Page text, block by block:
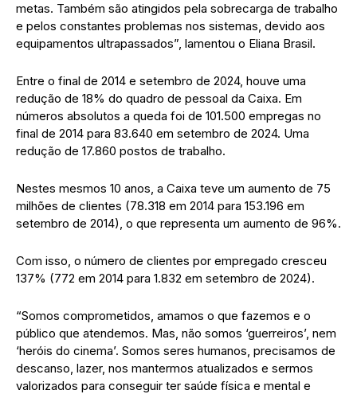
metas. Também são atingidos pela sobrecarga de trabalho
e pelos constantes problemas nos sistemas, devido aos
equipamentos ultrapassados”, lamentou o Eliana Brasil.
Entre o final de 2014 e setembro de 2024, houve uma
redução de 18% do quadro de pessoal da Caixa. Em
números absolutos a queda foi de 101.500 empregas no
final de 2014 para 83.640 em setembro de 2024. Uma
redução de 17.860 postos de trabalho.
Nestes mesmos 10 anos, a Caixa teve um aumento de 75
milhões de clientes (78.318 em 2014 para 153.196 em
setembro de 2014), o que representa um aumento de 96%.
Com isso, o número de clientes por empregado cresceu
137% (772 em 2014 para 1.832 em setembro de 2024).
“Somos comprometidos, amamos o que fazemos e o
público que atendemos. Mas, não somos ‘guerreiros’, nem
‘heróis do cinema’. Somos seres humanos, precisamos de
descanso, lazer, nos mantermos atualizados e sermos
valorizados para conseguir ter saúde física e mental e